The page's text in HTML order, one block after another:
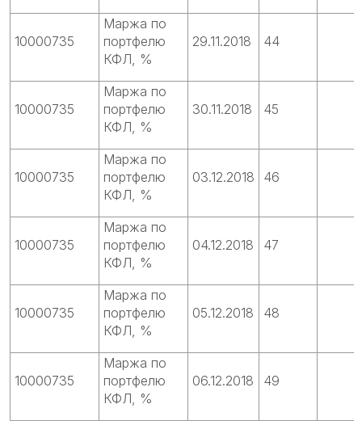
10000735
Маржа по
портфелю
КФЛ, %
29.11.2018 44
10000735
Маржа по
портфелю
КФЛ, %
30.11.2018 45
10000735
Маржа по
портфелю
КФЛ, %
03.12.2018 46
10000735
Маржа по
портфелю
КФЛ, %
04.12.2018 47
10000735
Маржа по
портфелю
КФЛ, %
05.12.2018 48
10000735
Маржа по
портфелю
КФЛ, %
06.12.2018 49